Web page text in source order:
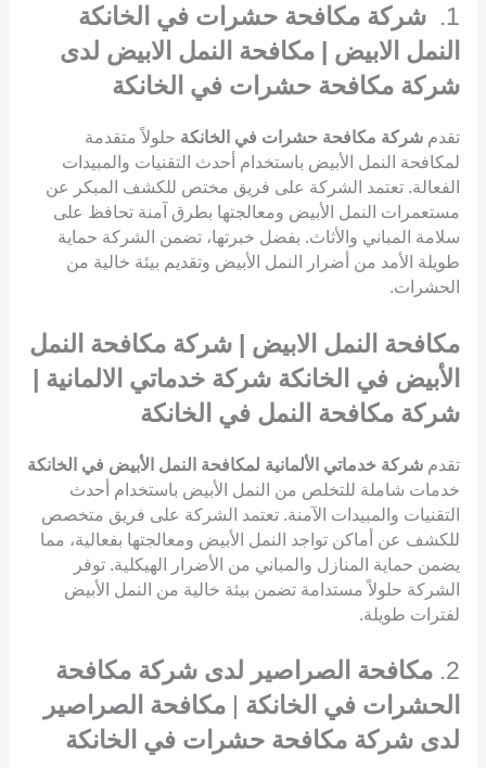
1.
شركة مكافحة حشرات في الخانكة
النمل الابيض | مكافحة النمل الابيض لدى
شركة مكافحة حشرات في الخانكة
تقدم شركة مكافحة حشرات في الخانكة حلولاً متقدمة
لمكافحة النمل الأبيض باستخدام أحدث التقنيات والمبيدات
الفعالة. تعتمد الشركة على فريق مختص للكشف المبكر عن
مستعمرات النمل الأبيض ومعالجتها بطرق آمنة تحافظ على
سلامة المباني والأثاث. بفضل خبرتها، تضمن الشركة حماية
طويلة الأمد من أضرار النمل الأبيض وتقديم بيئة خالية من
الحشرات.
مكافحة النمل الابيض | شركة مكافحة النمل
الأبيض في الخانكة شركة خدماتي الالمانية |
شركة مكافحة النمل في الخانكة
تقدم شركة خدماتي الألمانية لمكافحة النمل الأبيض في الخانكة
خدمات شاملة للتخلص من النمل الأبيض باستخدام أحدث
التقنيات والمبيدات الآمنة. تعتمد الشركة على فريق متخصص
للكشف عن أماكن تواجد النمل الأبيض ومعالجتها بفعالية، مما
يضمن حماية المنازل والمباني من الأضرار الهيكلية. توفر
الشركة حلولاً مستدامة تضمن بيئة خالية من النمل الأبيض
لفترات طويلة.
2. مكافحة الصراصير لدى شركة مكافحة
الحشرات في الخانكة
مكافحة الصراصير
لدى شركة مكافحة حشرات في الخانكة